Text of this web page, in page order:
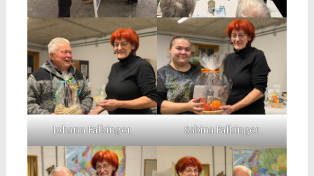
Johann Falkinger Sabina Falkinger